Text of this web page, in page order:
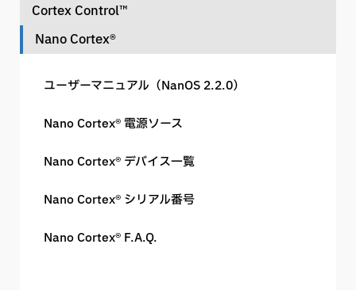
ソフトウェアのダウンロード
ご注文について
お支払い方法について
Quad Cortex® デバイス一覧
Quad Cortex® シリアル番号
Quad Cortex® MIDI PC Calculator
Quad Cortex® F.A.Q.
Cortex Control™
Cortex Control User Manual (2026.1.21)
Nano Cortex®
ユーザーマニュアル（NanOS 2.2.0）
Nano Cortex® 電源ソース
Nano Cortex® デバイス一覧
Nano Cortex® シリアル番号
Nano Cortex® F.A.Q.